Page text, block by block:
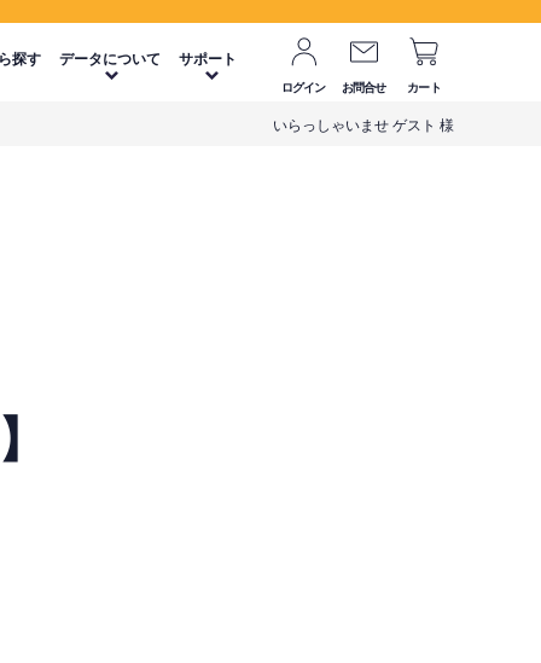
探す データについて サポート
ログイン お問合せ カート
いらっしゃいませ ゲスト 様